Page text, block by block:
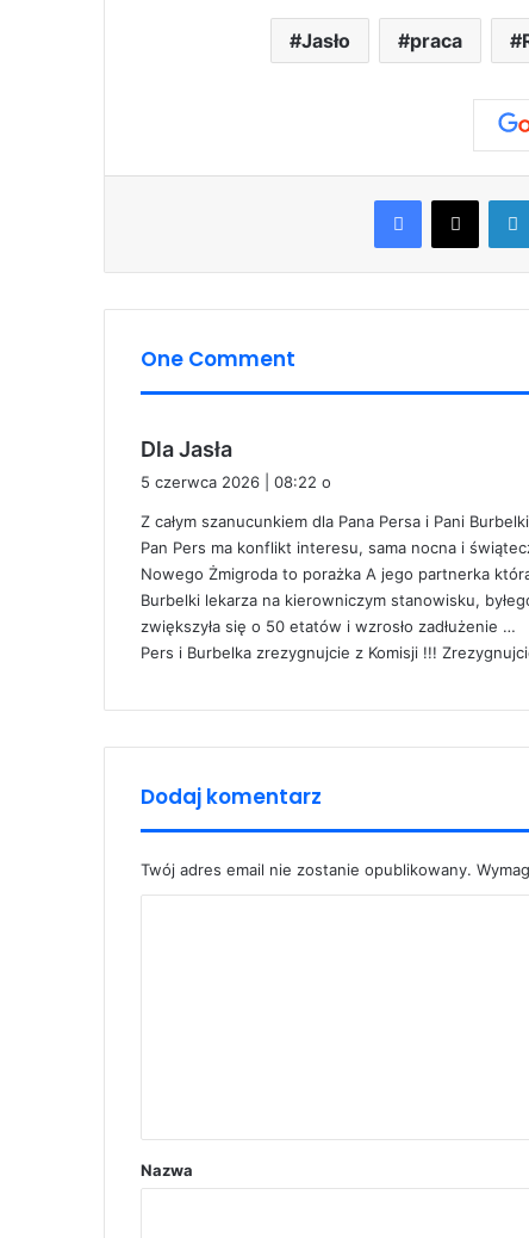
Jasło praca
Facebook
X
One Comment
Dla Jasła
z
e
:
5 czerwca 2026 | 08:22 o
Z całym szanucunkiem dla Pana Persa i Pani
Pan Pers ma konflikt interesu, sama nocna i
Nowego Żmigroda to porażka A jego partnerka
Burbelki lekarza na kierowniczym stanowisku,
zwiększyła się o 50 etatów i wzrosło zadłużenie …
Pers i Burbelka zrezygnujcie z Komisji !!!
Dodaj komentarz
Twój adres email nie zostanie opublikowany.
rNazwa